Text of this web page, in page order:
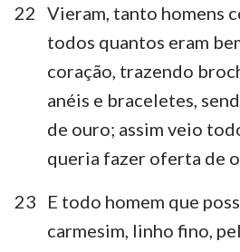
22 Vieram, tanto homens
todos quantos eram
coração, trazendo
anéis e braceletes,
de ouro; assim veio
queria fazer oferta de
23
E todo homem que
carmesim, linho fino,